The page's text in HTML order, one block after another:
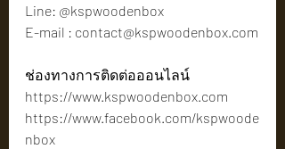
Line: @kspwoodenbox
E-mail : contact@kspwoodenbox.com
ช่องทางการติดต่อออนไลน์
https://www.kspwoodenbox.com
https://www.facebook.com/kspwoode
nbox